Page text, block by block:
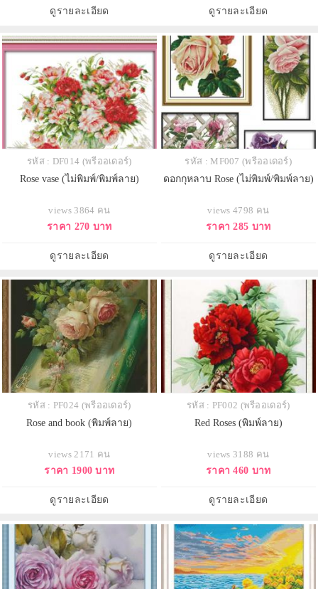
ดูรายละเอียด ดูรายละเอียด
รหัส : DF014 (พรีออเดอร์)
Rose vase (ไม่พิมพ์/พิมพ์ลาย)
views 3864 คน
ราคา 270 บาท
ดูรายละเอียด
รหัส : MF007 (พรีออเดอร์)
ดอกกุหลาบ Rose (ไม่พิมพ์/พิมพ์ลาย)
views 4798 คน
ราคา 285 บาท
ดูรายละเอียด
รหัส : PF024 (พรีออเดอร์)
Rose and book (พิมพ์ลาย)
views 2171 คน
ราคา 1900 บาท
ดูรายละเอียด
รหัส : PF002 (พรีออเดอร์)
Red Roses (พิมพ์ลาย)
views 3188 คน
ราคา 460 บาท
ดูรายละเอียด